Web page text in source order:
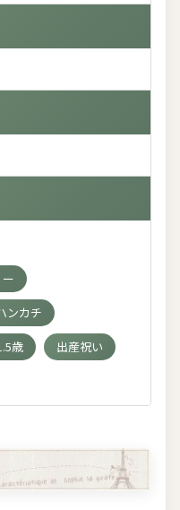
ンカチ
歳
出産祝い